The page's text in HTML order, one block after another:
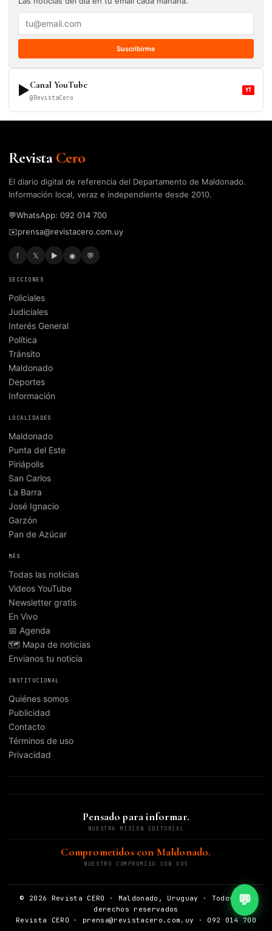
Suscribirme
▶Canal YouTube
@RevistaCero
YT
RevistaCero
El diario digital de referencia del Departamento de Maldonado.
Información local, veraz e independiente desde 2010.
💬WhatsApp: 092 014 700
✉️prensa@revistacero.com.uy
f 𝕏 ▶ ◉ 💬
SECCIONES
Policiales
Judiciales
Interés General
Política
Tránsito
Maldonado
Deportes
Información
LOCALIDADES
Maldonado
Punta del Este
Piriápolis
San Carlos
La Barra
José Ignacio
Garzón
Pan de Azúcar
MÁS
Todas las noticias
Videos YouTube
Newsletter gratis
En Vivo
📅 Agenda
🗺️ Mapa de noticias
Envianos tu noticia
INSTITUCIONAL
Quiénes somos
Publicidad
Contacto
Términos de uso
Privacidad
Pensado para informar.
NUESTRA MISIÓN EDITORIAL
Comprometidos con Maldonado.
NUESTRO COMPROMISO CON VOS
© 2026 Revista CERO · Maldonado, Uruguay · Todos los
derechos reservados
Revista CERO · prensa@revistacero.com.uy · 092 014 700
💬